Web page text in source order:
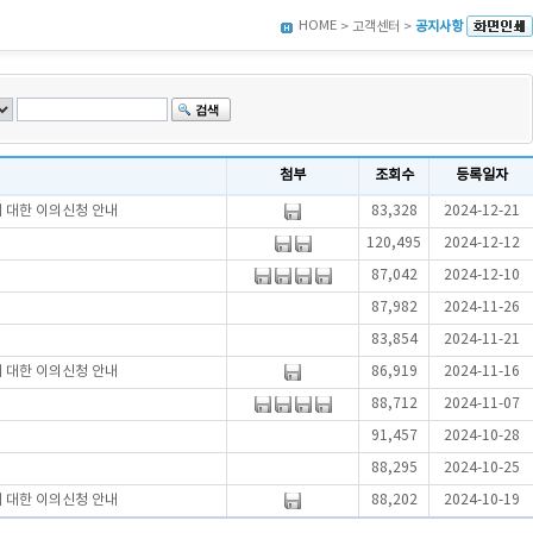
HOME > 고객센터 > 공지사항
첨부 조회수 등록일자
한 이의신청 안내 83,328 2024-12-21
120,495 2024-12-12
87,042 2024-12-10
87,982 2024-11-26
83,854 2024-11-21
한 이의신청 안내 86,919 2024-11-16
88,712 2024-11-07
91,457 2024-10-28
88,295 2024-10-25
한 이의신청 안내 88,202 2024-10-19